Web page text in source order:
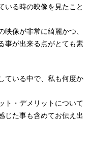
いる時の映像を見たこと
像が非常に綺麗かつ、
事が出来る点がとても素
ている中で、私も何度か
ト・デメリットについて
じた事も含めてお伝え出